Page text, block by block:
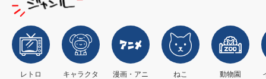
レトロ
キャラクタ
漫画・アニ
ねこ 動物園